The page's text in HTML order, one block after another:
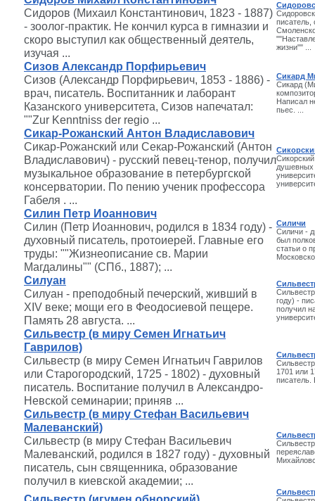
Сидоров (Михаил Константинович, 1823 - 1887)
- зоолог-практик. Не кончил курса в гимназии и
скоро выступил как общественный деятель,
изучая ...
писатель,
жизни"" ...
Сизов Александр Порфирьевич
Сизов (Александр Порфирьевич, 1853 - 1886) -
врач, писатель. Воспитанник и лаборант
Казанского университета, Сизов напечатал:
""Zur Kenntniss der regio ...
Сикард
Сикард
Написал
пьес. ...
Сикар-Рожанский Антон Владиславович
Сикар-Рожанский или Секар-Рожанский (Антон
Владиславович) - русский певец-тенор, получил
музыкальное образование в петербургской
консерватории. По пению ученик профессора
Габеля . ...
душевных
Силин Петр Иоаннович
Силин (Петр Иоаннович, родился в 1834 году) -
духовный писатель, протоиерей. Главные его
труды: ""Жизнеописание св. Марии
Магдалины"" (СПб., 1887); ...
Силичи
Силичи -
был
статьи о
Силуан
Силуан - преподобный печерский, живший в
XIV веке; мощи его в Феодосиевой пещере.
Память 28 августа. ...
году) -
получил
Сильвестр (в миру Семен Игнатьич
Гаврилов)
Сильвестр (в миру Семен Игнатьич Гаврилов
или Старогородский, 1725 - 1802) - духовный
писатель. Воспитание получил в Александро-
Невской семинарии; приняв ...
1701 или
Сильвестр (в миру Стефан Васильевич
Малеванский)
Сильвестр (в миру Стефан Васильевич
Малеванский, родился в 1827 году) - духовный
писатель, сын священника, образование
получил в киевской академии; ...